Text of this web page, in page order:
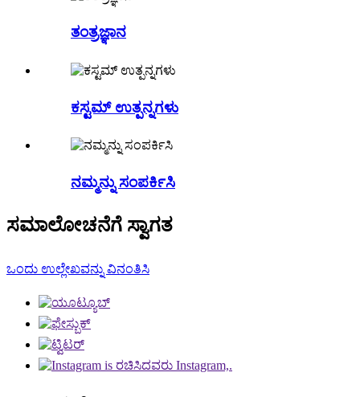
ತಂತ್ರಜ್ಞಾನ
ಕಸ್ಟಮ್ ಉತ್ಪನ್ನಗಳು
ನಮ್ಮನ್ನು ಸಂಪರ್ಕಿಸಿ
ಸಮಾಲೋಚನೆಗೆ ಸ್ವಾಗತ
ಒಂದು ಉಲ್ಲೇಖವನ್ನು ವಿನಂತಿಸಿ